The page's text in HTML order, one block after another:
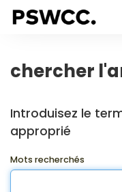
chercher
Introduisez le
approprié
Mots recherchés